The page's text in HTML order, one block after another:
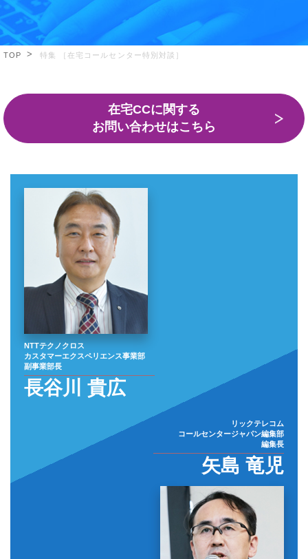
TOP 特集 ［在宅コールセンター特別対談］
在宅CCに関する
お問い合わせはこちら
NTTテクノクロス
カスタマーエクスペリエンス事業部
副事業部長
長谷川 貴広
リックテレコム
コールセンタージャパン編集部
編集長
矢島 竜児